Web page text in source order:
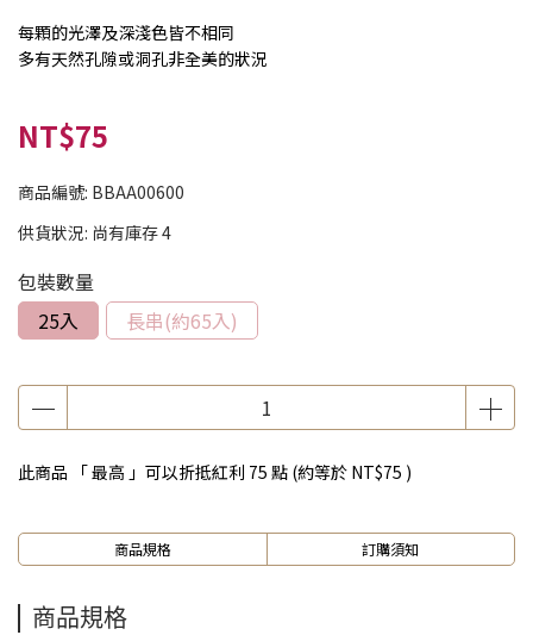
每顆的光澤及深淺色皆不相同
多有天然孔隙或洞孔非全美的狀況
NT$75
商品編號: BBAA00600
供貨狀況: 尚有庫存 4
包裝數量
25入
長串(約65入)
此商品 「 最高 」可以折抵紅利 75 點 (約等於 NT$75 )
商品規格 訂購須知
商品規格